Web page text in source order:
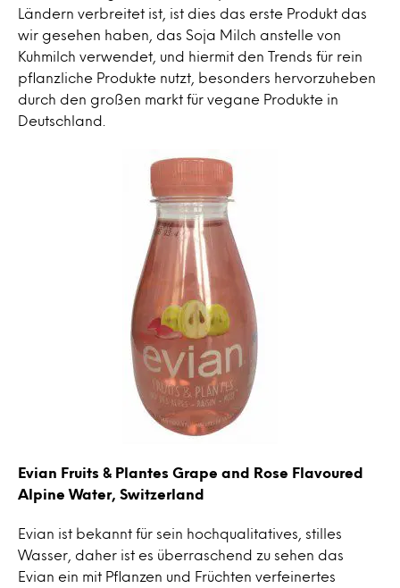
Ländern verbreitet ist, ist dies das erste Produkt das
wir gesehen haben, das Soja Milch anstelle von
Kuhmilch verwendet, und hiermit den Trends für rein
pflanzliche Produkte nutzt, besonders hervorzuheben
durch den großen markt für vegane Produkte in
Deutschland.
Evian Fruits & Plantes Grape and Rose Flavoured
Alpine Water, Switzerland
Evian ist bekannt für sein hochqualitatives, stilles
Wasser, daher ist es überraschend zu sehen das
Evian ein mit Pflanzen und Früchten verfeinertes